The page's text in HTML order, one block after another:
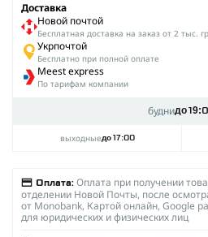
Доставка
Новой почтой
Беcплатная доставка на заказ от 2 тыс.
Укрпочтой
Бесплатно при полной оплате
Meest express
По тарифам компании
буднидо
выходныедо 17:00
Оплата: Оплата при получении
отделении Новой Почты, после
от Monobank, Картой онлайн, Google
для юридических и физических лиц